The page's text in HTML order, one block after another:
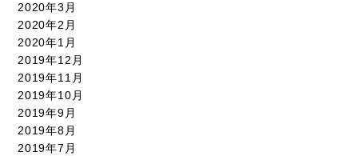
2020年3月
2020年2月
2020年1月
2019年12月
2019年11月
2019年10月
2019年9月
2019年8月
2019年7月